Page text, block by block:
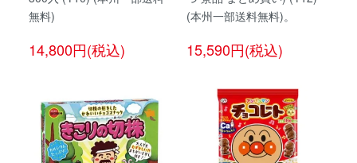
無料)
14,800円(税込)
(本州一部送料無料)。
15,590円(税込)